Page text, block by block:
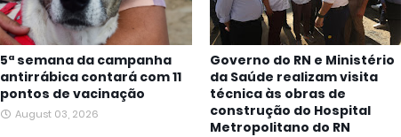
5ª semana da campanha
antirrábica contará com 11
pontos de vacinação
August 03, 2026
Governo do RN e Ministério
da Saúde realizam visita
técnica às obras de
construção do Hospital
Metropolitano do RN